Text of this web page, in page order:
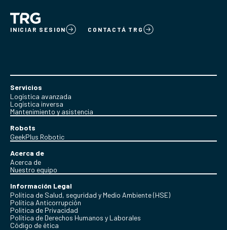
INICIAR SESION CONTACTÁ TRG
Servicios
Logística avanzada
Logística inversa
Mantenimiento y asistencia
Robots
GeekPlus Robotic
Acerca de
Acerca de
Nuestro equipo
Información Legal
Política de Salud, seguridad y Medio Ambiente (HSE)
Política Anticorrupción
Politica de Privacidad
Política de Derechos Humanos y Laborales
Código de ética